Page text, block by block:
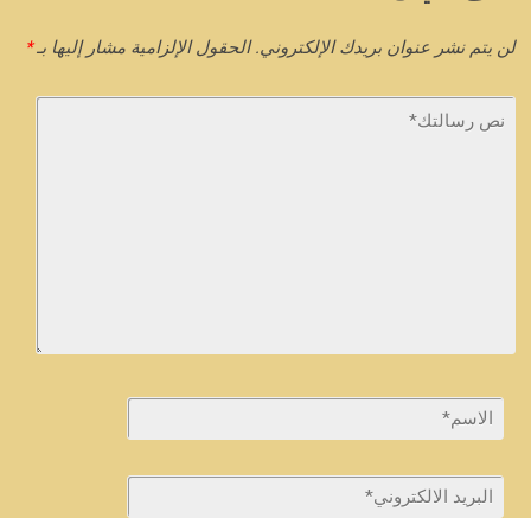
لن يتم نشر عنوان بريدك الإلكتروني. الحقول الإلزامية مشار إليها بـ*